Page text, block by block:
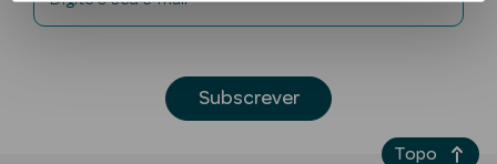
Subscrever
Topo